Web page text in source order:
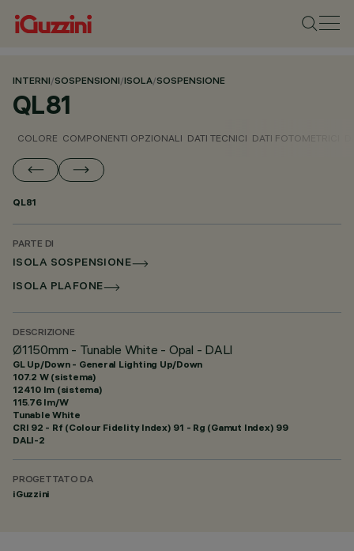
INTERNI/SOSPENSIONI/ISOLA/SOSPENSIONE
QL81
COLORE COMPONENTI OPZIONALI DATI TECNICI DATI FOTOMETRICI
QL81
PARTE DI
ISOLA SOSPENSIONE
ISOLA PLAFONE
DESCRIZIONE
Ø1150mm - Tunable White - Opal - DALI
GL Up/Down - General Lighting Up/Down
107.2 W (sistema)
12410 lm (sistema)
115.76 lm/W
Tunable White
CRI 92 - Rf (Colour Fidelity Index) 91 - Rg (Gamut Index) 99
DALI-2
PROGETTATO DA
iGuzzini